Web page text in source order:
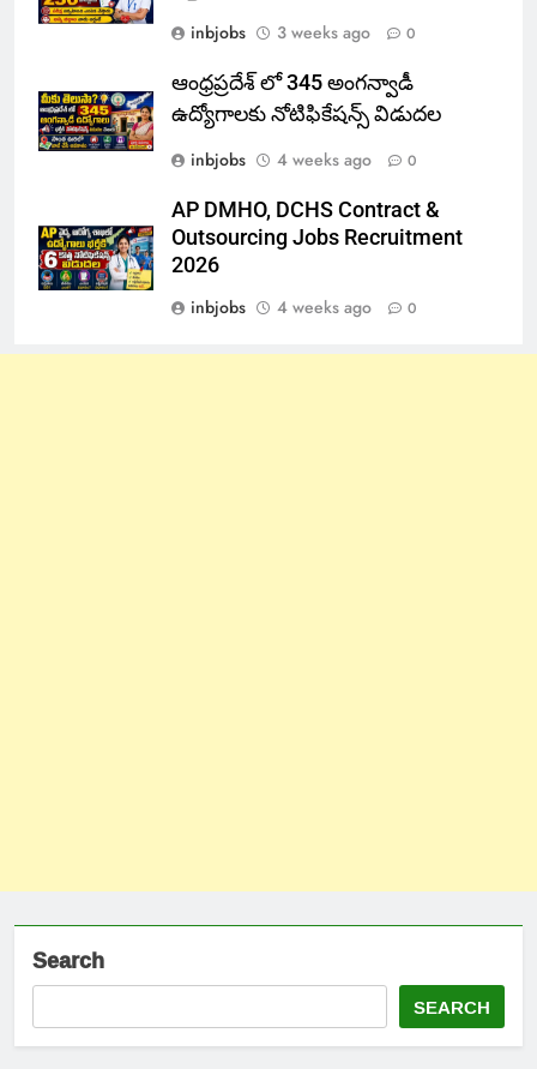
inbjobs
3 weeks ago 0
ఆంధ్రప్రదేశ్ లో 345 అంగన్వాడీ
ఉద్యోగాలకు నోటిఫికేషన్స్ విడుదల
inbjobs
4 weeks ago 0
AP DMHO, DCHS Contract &
Outsourcing Jobs Recruitment
2026
inbjobs
4 weeks ago 0
Search
SEARCH